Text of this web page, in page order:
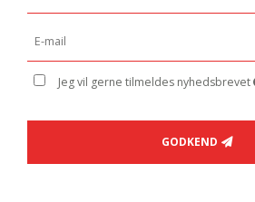
Jeg vil gerne tilmeldes nyhedsbrevet
GODKEND